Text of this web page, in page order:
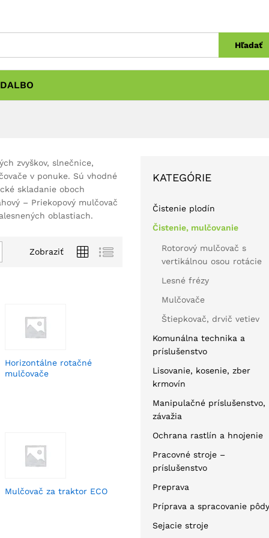
Hľadať
DALBO
zvyškov, slnečnice,
v ponuke. Sú vhodné
skladanie oboch
– Priekopový mulčovač
oblastiach.
Zobraziť
Horizontálne rotačné
mulčovače
Mulčovač za traktor ECO
KATEGÓRIE
Čistenie plodín
Čistenie, mulčovanie
Rotorový mulčovač s
vertikálnou osou rotácie
Lesné frézy
Mulčovače
Štiepkovač, drvič vetiev
Komunálna technika a
príslušenstvo
Lisovanie, kosenie, zber
krmovín
Manipulačné príslušenstvo,
závažia
Ochrana rastlín a hnojenie
Pracovné stroje –
príslušenstvo
Preprava
Príprava a spracovanie pôdy
Sejacie stroje